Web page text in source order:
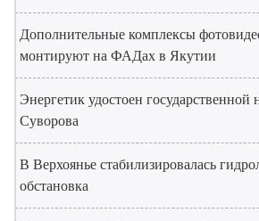
Дополнительные комплексы
монтируют на ФАДах в Якутии
Энергетик удостоен государственной
Суворова
В Верхоянье стабилизировалась
обстановка